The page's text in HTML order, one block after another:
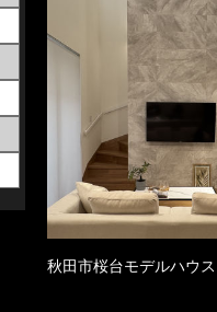
秋田市桜台モデルハウス